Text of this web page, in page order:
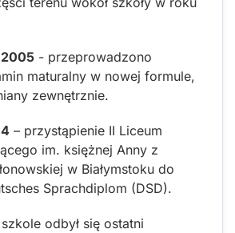
- przeprowadzono
maturalny w nowej formule,
zewnętrznie.
– przystąpienie II Liceum
im. księżnej Anny z
w Białymstoku do
Sprachdiplom (DSD).
odbył się ostatni